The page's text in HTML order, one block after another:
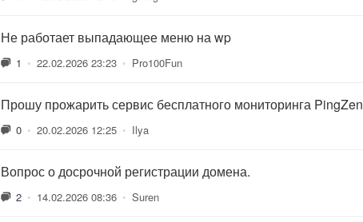
Не работает выпадающее меню на wp
1 • 22.02.2026 23:23 • Pro100Fun
Прошу прожарить сервис бесплатного мониторинга PingZen
0 • 20.02.2026 12:25 • Ilya
Вопрос о досрочной регистрации домена.
2 • 14.02.2026 08:36 • Suren